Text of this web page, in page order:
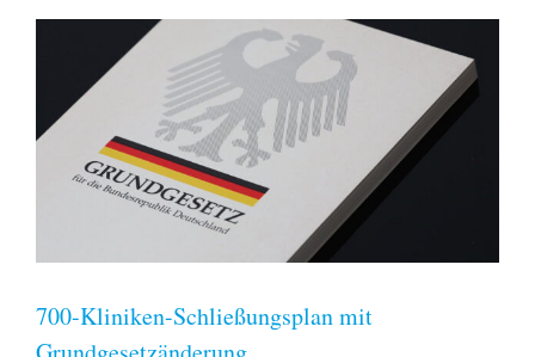
700-Kliniken-Schließungsplan mit